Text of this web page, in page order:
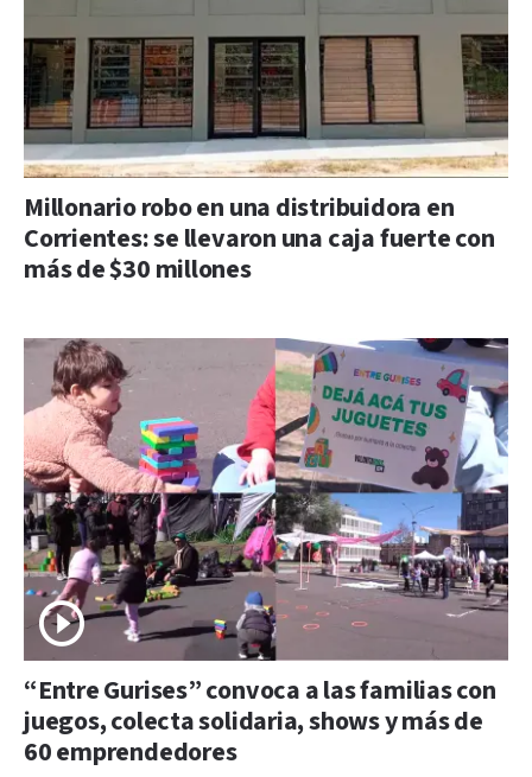
Millonario robo en una distribuidora en
Corrientes: se llevaron una caja fuerte con
más de $30 millones
“Entre Gurises” convoca a las familias con
juegos, colecta solidaria, shows y más de
60 emprendedores